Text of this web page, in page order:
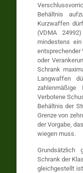
Behältnis
Kurzwaffen
(VDMA
mindestens
entsprechender
oder
Schrank
Langwaffen
zahlenmäßige
Verbotene
Behältnis der
Grenze von
der Vorgabe,
wiegen muss.
Schrank der
gleichgestellt